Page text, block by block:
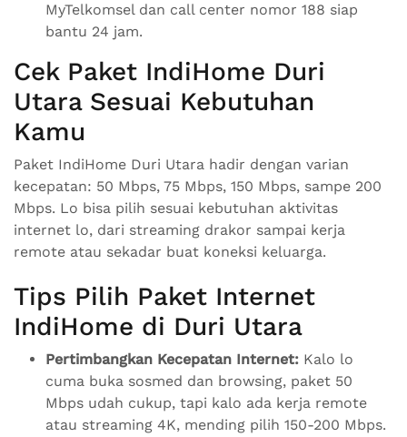
MyTelkomsel dan call center nomor 188 siap
bantu 24 jam.
Cek Paket IndiHome Duri
Utara Sesuai Kebutuhan
Kamu
Paket IndiHome Duri Utara hadir dengan varian
kecepatan: 50 Mbps, 75 Mbps, 150 Mbps, sampe 200
Mbps. Lo bisa pilih sesuai kebutuhan aktivitas
internet lo, dari streaming drakor sampai kerja
remote atau sekadar buat koneksi keluarga.
Tips Pilih Paket Internet
IndiHome di Duri Utara
Pertimbangkan Kecepatan Internet: Kalo lo
cuma buka sosmed dan browsing, paket 50
Mbps udah cukup, tapi kalo ada kerja remote
atau streaming 4K, mending pilih 150-200 Mbps.